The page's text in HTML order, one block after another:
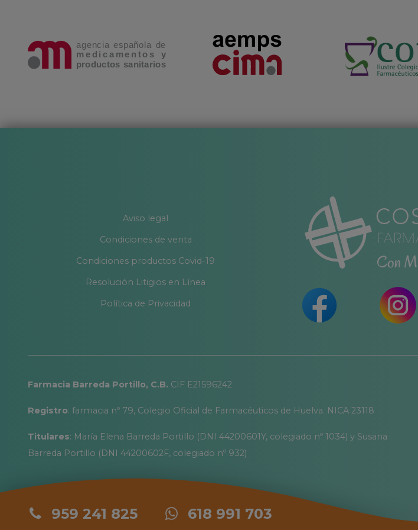
Aviso legal
Condiciones de venta
Condiciones productos Covid-19
Resolución Litigios en Línea
Política de Privacidad
Farmacia Barreda Portillo, C.B. CIF E21596242
Registro: farmacia nº 79, Colegio Oficial de Farmacéuticos de Huelva. NICA 23118
Titulares: María Elena Barreda Portillo (DNI 44200601Y, colegiado nº 1034) y Susana
Barreda Portillo (DNI 44200602F, colegiado nº 932)
959 241 825 618 991 703